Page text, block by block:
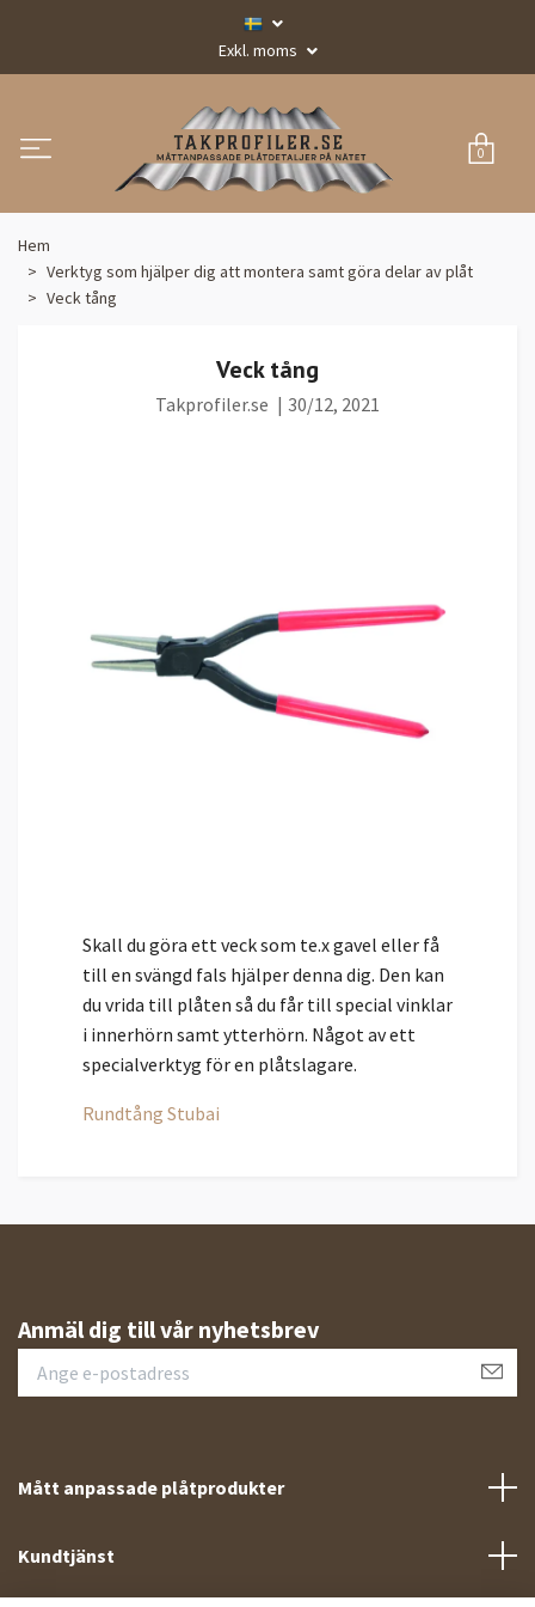
Exkl. moms
0
Hem
Verktyg som hjälper dig att montera samt göra delar av plåt
Veck tång
Veck tång
Takprofiler.se | 30/12, 2021
Skall du göra ett veck som te.x gavel eller få
till en svängd fals hjälper denna dig. Den kan
du vrida till plåten så du får till special vinklar
i innerhörn samt ytterhörn. Något av ett
specialverktyg för en plåtslagare.
Rundtång Stubai
Anmäl dig till vår nyhetsbrev
Mått anpassade plåtprodukter
Kundtjänst